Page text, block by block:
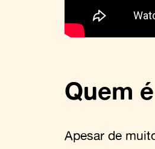
Quem
Apesar de